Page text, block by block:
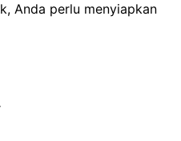
Anda perlu menyiapkan